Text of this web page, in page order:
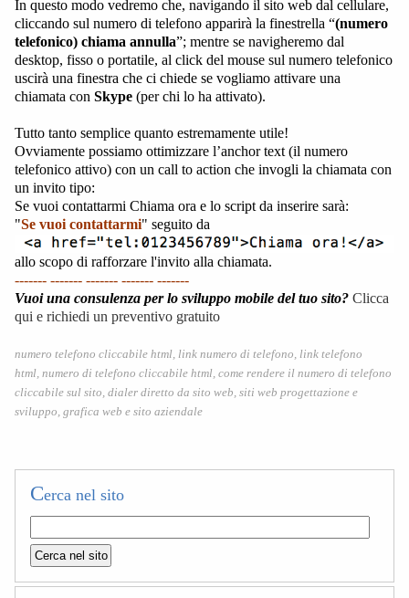
In questo modo vedremo che, navigando il sito web dal cellulare,
cliccando sul numero di telefono apparirà la finestrella “(numero
telefonico) chiama annulla”; mentre se navigheremo dal
desktop, fisso o portatile, al click del mouse sul numero telefonico
uscirà una finestra che ci chiede se vogliamo attivare una
chiamata con Skype (per chi lo ha attivato).
Tutto tanto semplice quanto estremamente utile!
Ovviamente possiamo ottimizzare l’anchor text (il numero
telefonico attivo) con un call to action che invogli la chiamata con
un invito tipo:
Se vuoi contattarmi Chiama ora e lo script da inserire sarà:
"Se vuoi contattarmi" seguito da
allo scopo di rafforzare l'invito alla chiamata.
------- ------- ------- ------- -------
Vuoi una consulenza per lo sviluppo mobile del tuo sito? Clicca
qui e richiedi un preventivo gratuito
numero telefono cliccabile html, link numero di telefono, link telefono
html, numero di telefono cliccabile html, come rendere il numero di telefono
cliccabile sul sito, dialer diretto da sito web, siti web progettazione e
sviluppo, grafica web e sito aziendale
Cerca nel sito